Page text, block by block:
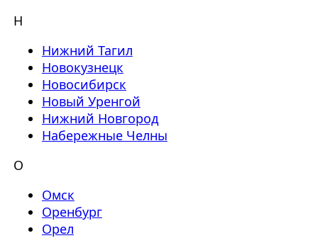
Н
Нижний Тагил
Новокузнецк
Новосибирск
Новый Уренгой
Нижний Новгород
Набережные Челны
О
Омск
Оренбург
Орел